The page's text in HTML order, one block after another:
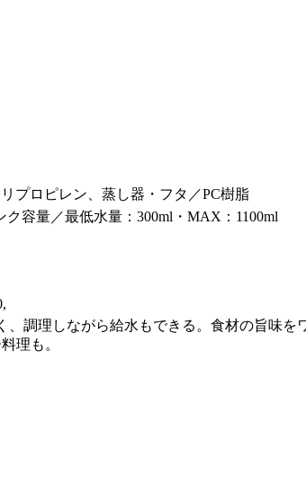
プロピレン、蒸し器・フタ／PC樹脂
容量／最低水量：300ml・MAX：1100ml
調理しながら給水もできる。食材の旨味
理も。